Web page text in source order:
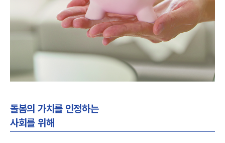
돌봄의 가치를 인정하는
사회를 위해